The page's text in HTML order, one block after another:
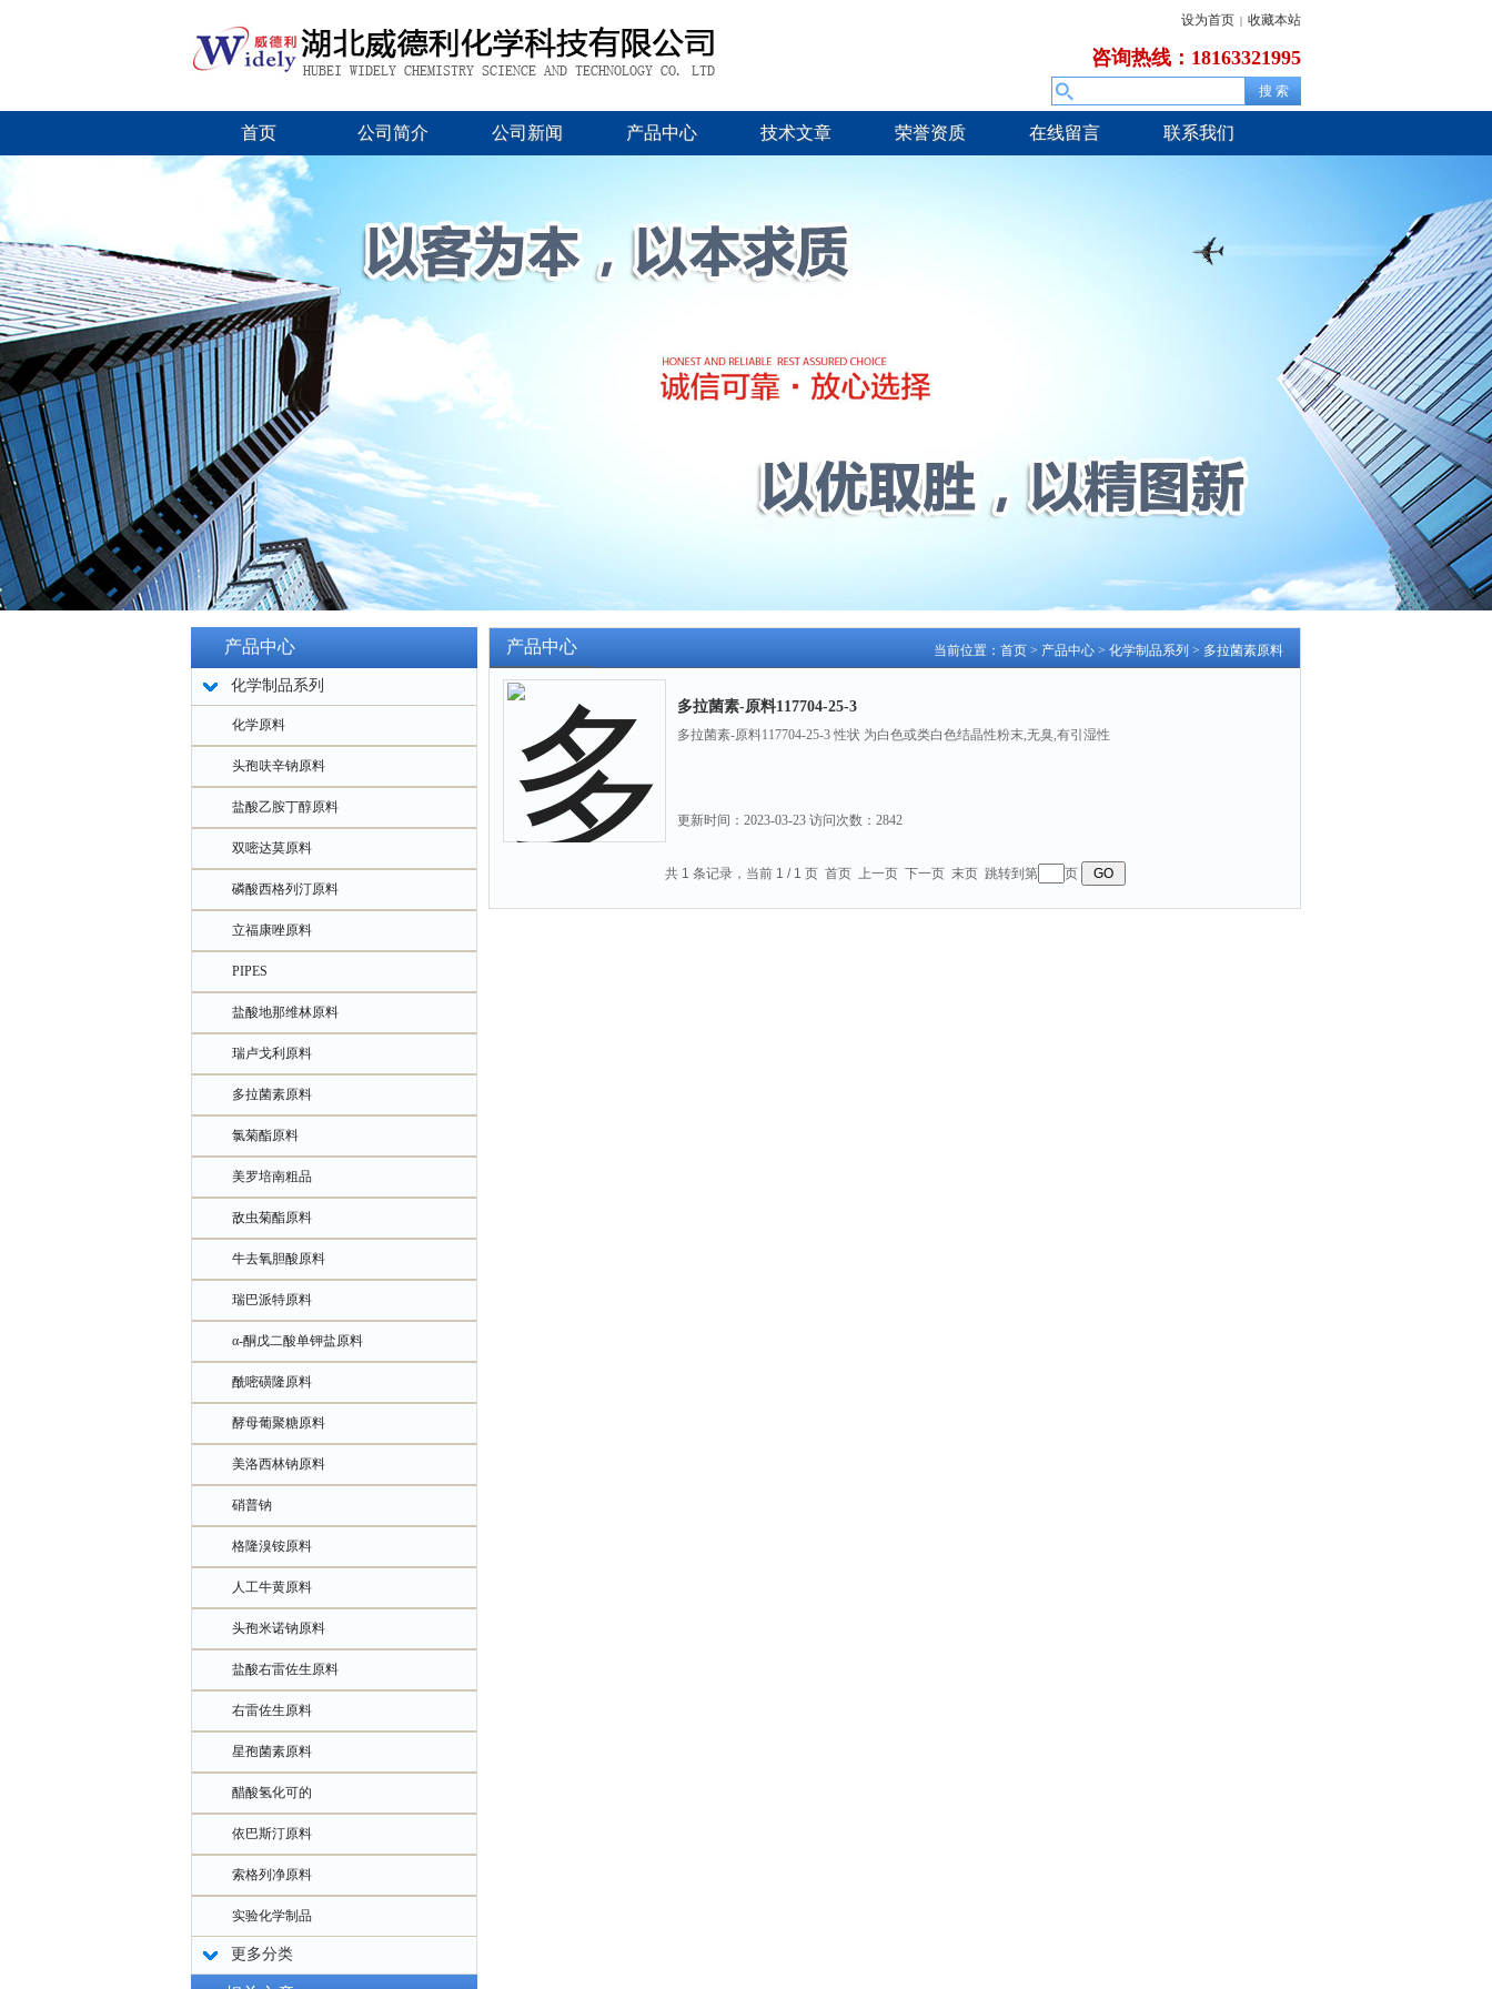
设为首页 | 收藏本站
咨询热线：18163321995
首页 公司简介 公司新闻 产品中心 技术文章 荣誉资质 在线留言 联系我们
产品中心
化学制品系列
化学原料
头孢呋辛钠原料
盐酸乙胺丁醇原料
双嘧达莫原料
磷酸西格列汀原料
立福康唑原料
PIPES
盐酸地那维林原料
瑞卢戈利原料
多拉菌素原料
氯菊酯原料
美罗培南粗品
敌虫菊酯原料
牛去氧胆酸原料
瑞巴派特原料
α-酮戊二酸单钾盐原料
酰嘧磺隆原料
酵母葡聚糖原料
美洛西林钠原料
硝普钠
格隆溴铵原料
人工牛黄原料
头孢米诺钠原料
盐酸右雷佐生原料
右雷佐生原料
星孢菌素原料
醋酸氢化可的
依巴斯汀原料
索格列净原料
实验化学制品
更多分类
当前位置： 首页 > 产品中心 > 化学制品系列 > 多拉菌素原料
产品中心
多拉菌素-原料117704-25-3
多拉菌素-原料117704-25-3 性状 为白色或类白色结晶性粉末,无臭,有引湿性
更新时间： 2023-03-23 访问次数： 2842
共 1 条记录，当前 1 / 1 页 首页 上一页 下一页 末页 跳转到第 页